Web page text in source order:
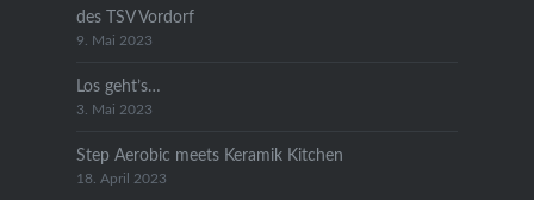
des TSV Vordorf
9. Mai 2023
Los geht’s…
3. Mai 2023
Step Aerobic meets Keramik Kitchen
18. April 2023